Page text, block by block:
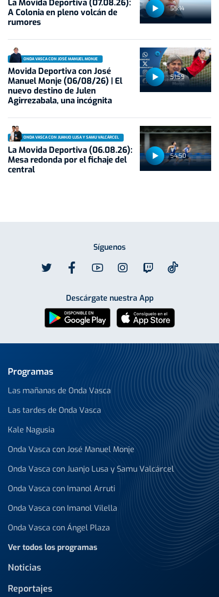
55:14
La Movida Deportiva (07.08.26):
A Colonia en pleno volcán de
rumores
51:59
ONDA VASCA CON JOSÉ MANUEL MONJE
Movida Deportiva con José
Manuel Monje (06/08/26) | El
nuevo destino de Julen
Agirrezabala, una incógnita
54:50
ONDA VASCA CON JUANJO LUSA Y SAMU VALCÁRCEL
La Movida Deportiva (06.08.26):
Mesa redonda por el fichaje del
central
Síguenos
Descárgate nuestra App
Programas
Las mañanas de Onda Vasca
Las tardes de Onda Vasca
Kale Nagusia
Onda Vasca con José Manuel Monje
Onda Vasca con Juanjo Lusa y Samu Valcárcel
Onda Vasca con Imanol Arruti
Onda Vasca con Imanol Vilella
Onda Vasca con Ángel Plaza
Ver todos los programas
Noticias
Reportajes